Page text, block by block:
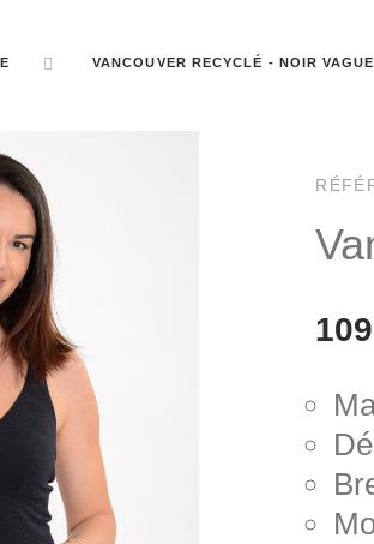
VANCOUVER RECYCLÉ - NOIR VAGUE